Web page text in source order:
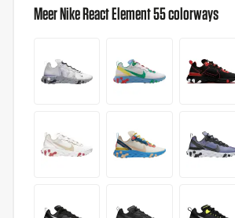
Meer Nike React Element 55 colorways